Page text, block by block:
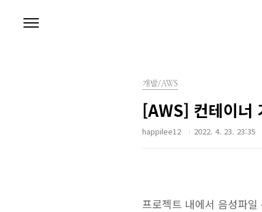
개발/AWS
[AWS] 컨테이
happilee12 2022. 4. 23. 23:35
프로젝트 내에서 음성파